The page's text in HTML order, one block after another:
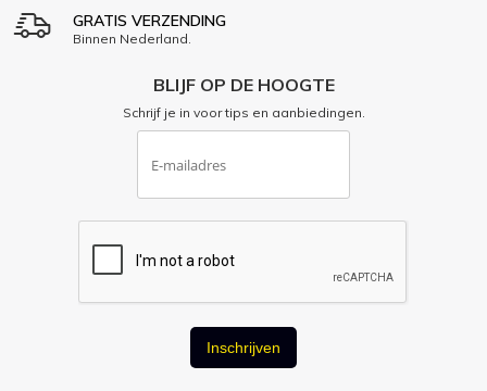
GRATIS VERZENDING
Binnen Nederland.
BLIJF OP DE HOOGTE
Schrijf je in voor tips en aanbiedingen.
Inschrijven